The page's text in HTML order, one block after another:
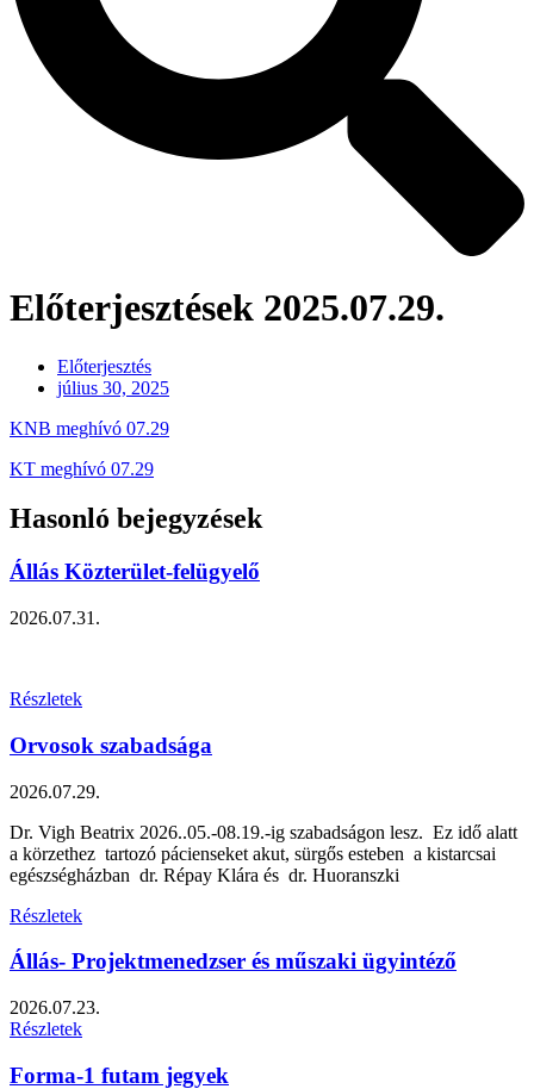
Előterjesztések 2025.07.29.
Előterjesztés
július 30, 2025
KNB meghívó 07.29
KT meghívó 07.29
Hasonló bejegyzések
Állás Közterület-felügyelő
2026.07.31.
Részletek
Orvosok szabadsága
2026.07.29.
Dr. Vigh Beatrix 2026..05.-08.19.-ig szabadságon lesz. Ez idő alatt
a körzethez tartozó pácienseket akut, sürgős esteben a kistarcsai
egészségházban dr. Répay Klára és dr. Huoranszki
Részletek
Állás- Projektmenedzser és műszaki ügyintéző
2026.07.23.
Részletek
Forma-1 futam jegyek